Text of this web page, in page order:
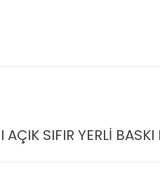
SIFIR YERLİ BASKI